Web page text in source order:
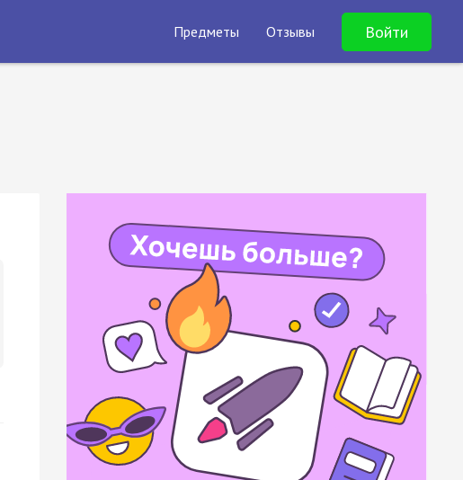
Предметы Отзывы Войти